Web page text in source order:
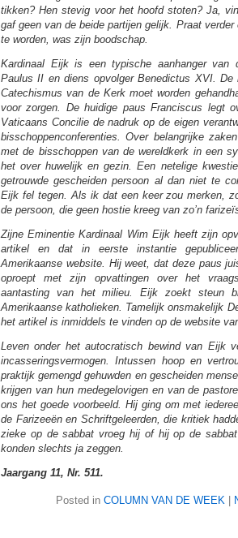
tikken? Hen stevig voor het hoofd stoten? Ja,
gaf geen van de beide partijen gelijk. Praat
te worden, was zijn boodschap.
Kardinaal Eijk is een typische aanhanger van
Paulus II en diens opvolger Benedictus XVI.
Catechismus van de Kerk moet worden
voor zorgen. De huidige paus Franciscus legt
Vaticaans Concilie de nadruk op de eigen
bisschoppenconferenties. Over belangrijke
met de bisschoppen van de wereldkerk in een
het over huwelijk en gezin. Een netelige
getrouwde gescheiden persoon al dan niet te
Eijk fel tegen. Als ik dat een keer zou merken,
de persoon, die geen hostie kreeg van zo’n
Zijne Eminentie Kardinaal Wim Eijk heeft zijn
artikel en dat in eerste instantie
Amerikaanse website. Hij weet, dat deze paus
oproept met zijn opvattingen over het
aantasting van het milieu. Eijk zoekt steun
Amerikaanse katholieken. Tamelijk onsmakelijk
het artikel is inmiddels te vinden op de website
Leven onder het autocratisch bewind van Eijk
incasseringsvermogen. Intussen hoop en
praktijk gemengd gehuwden en gescheiden
krijgen van hun medegelovigen en van de
ons het goede voorbeeld. Hij ging om met
de Farizeeën en Schriftgeleerden, die kritiek
zieke op de sabbat vroeg hij of hij op de
konden slechts ja zeggen.
Jaargang 11, Nr. 511.
Posted in COLUMN VAN DE WEEK